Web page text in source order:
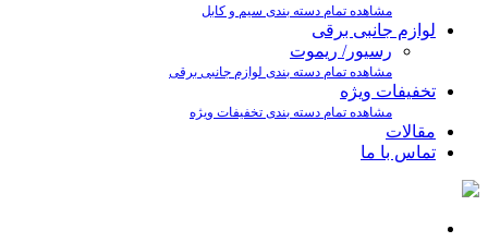
مشاهده تمام دسته بندی سیم و کابل
لوازم جانبی برقی
رسیور/ ریموت
مشاهده تمام دسته بندی لوازم جانبی برقی
تخفیفات ویژه
مشاهده تمام دسته بندی تخفیفات ویژه
مقالات
تماس با ما